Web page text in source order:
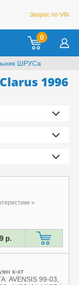
Запрос по VIN
0
ШРУСа
1996
»
р.
к-кт
AVENSIS 99-03,